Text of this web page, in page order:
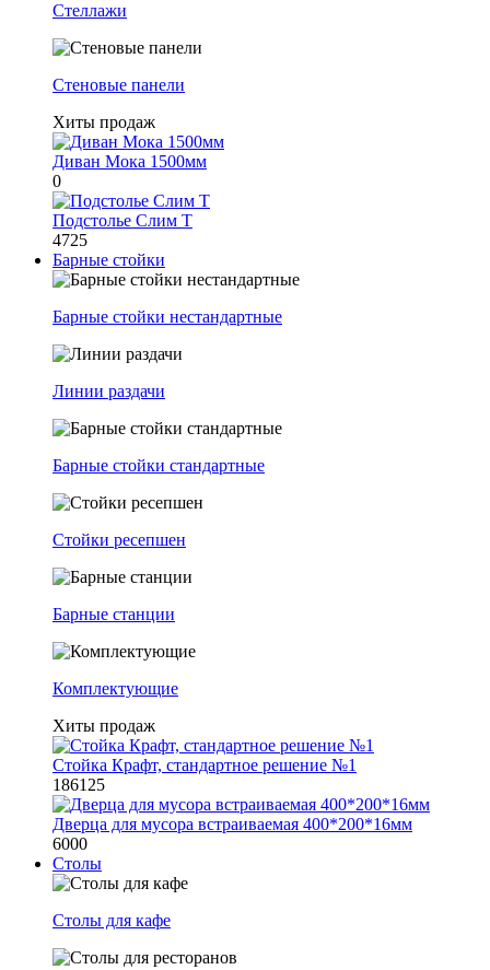
Стеллажи
Стеновые панели
Хиты продаж
Диван Мока 1500мм
0
Подстолье Слим Т
4725
Барные стойки
Барные стойки нестандартные
Линии раздачи
Барные стойки стандартные
Стойки ресепшен
Барные станции
Комплектующие
Хиты продаж
Стойка Крафт, стандартное решение №1
186125
Дверца для мусора встраиваемая 400*200*16мм
6000
Столы
Столы для кафе